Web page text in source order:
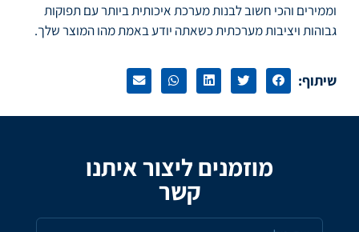
וממירים והכי חשוב לבנות מערכת איכותית ביותר עם תפוקות
גבוהות ויציבות מערכתית כשאתה יודע באמת מהו המוצר שלך.
שיתוף:
מוזמנים ליצור איתנו
קשר